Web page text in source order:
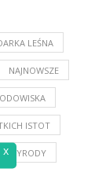
LEŚNA
NAJNOWSZE
ISTOT
PRZYRODY
x